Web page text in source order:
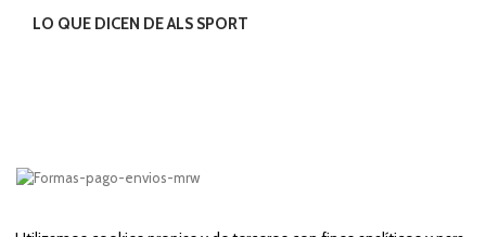
LO QUE DICEN DE ALS SPORT